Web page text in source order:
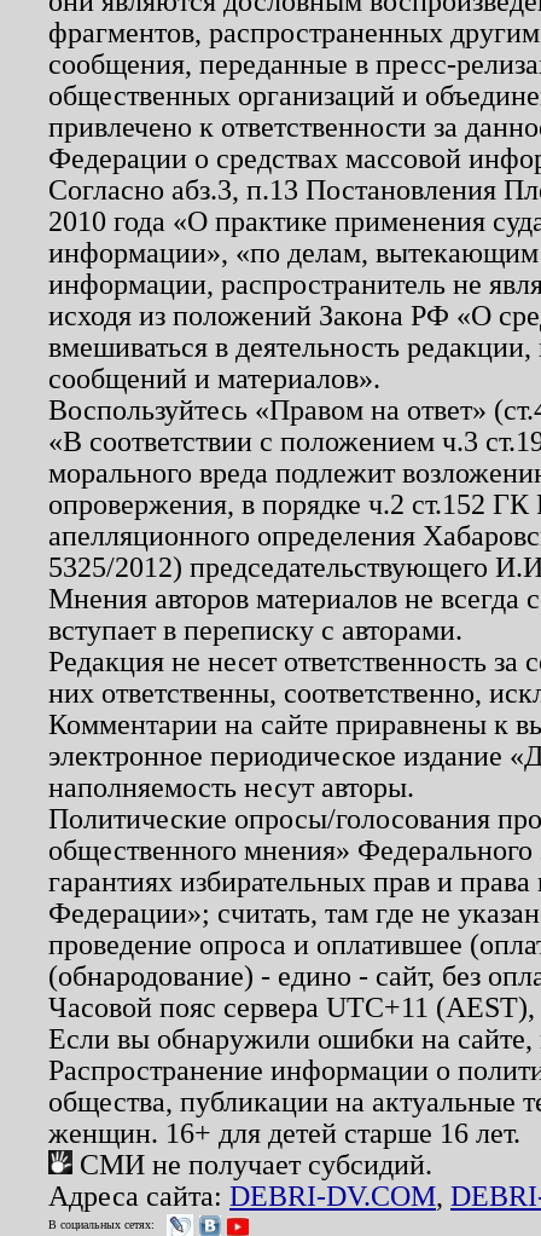
фрагментов, распространенных
сообщения, переданные в пресс-
общественных организаций и
привлечено к ответственности за
Федерации о средствах массовой
Согласно абз.3, п.13 Постановления
2010 года «О практике применения
информации», «по делам, вытекающим
информации, распространитель не
исходя из положений Закона РФ «О
вмешиваться в деятельность
сообщений и материалов».
Воспользуйтесь «Правом на ответ»
«В соответствии с положением ч.3
морального вреда подлежит
опровержения, в порядке ч.2 ст.152
апелляционного определения
5325/2012) председательствующего
Мнения авторов материалов не
вступает в переписку с авторами.
Редакция не несет ответственность
них ответственны, соответственно,
Комментарии на сайте приравнены к
электронное периодическое издание
наполняемость несут авторы.
Политические опросы/голосования
общественного мнения»
гарантиях избирательных прав и
Федерации»; считать, там где не
проведение опроса и оплатившее
(обнародование) - едино - сайт, без
Часовой пояс сервера UTC+11
Если вы обнаружили ошибки на
Распространение информации о
общества, публикации на актуальные
женщин. 16+ для детей старше 16 лет.
СМИ не получает субсидий.
Адреса сайта: DEBRI-DV.COM,
В социальных сетях: